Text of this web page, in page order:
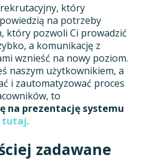
który
na potrzeby
który pozwoli Ci prowadzić
a komunikację z
wznieść na nowy poziom.
naszym użytkownikiem, a
i zautomatyzować proces
to
na prezentację systemu
tutaj.
zadawane